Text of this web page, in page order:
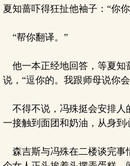
夏知蔷吓得狂扯他袖子：“你
“帮你翻译。”
他一本正经地回答，等夏知
说，“逗你的。我跟师母说你
不得不说，冯殊挺会安排人
一接触到面团和奶油，从身到
森吉斯与冯殊在二楼谈完事